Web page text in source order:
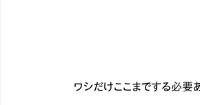
ワシだけここまでする必